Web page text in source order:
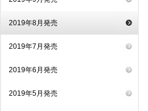
2019年8月発売
2019年7月発売
2019年6月発売
2019年5月発売